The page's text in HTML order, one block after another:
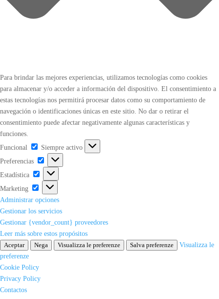
Para brindar las mejores experiencias, utilizamos tecnologías como cookies
para almacenar y/o acceder a información del dispositivo. El consentimiento a
estas tecnologías nos permitirá procesar datos como su comportamiento de
navegación o identificaciones únicas en este sitio. No dar o retirar el
consentimiento puede afectar negativamente algunas características y
funciones.
Funcional
Funcional
Siempre activo
Preferencias
Preferencias
Estadística Estadística
Marketing
Marketing
Administrar opciones
Gestionar los servicios
Gestionar {vendor_count} proveedores
Leer más sobre estos propósitos
Aceptar
Nega Visualizza le preferenze Salva preferenze
Visualizza le
preferenze
Cookie Policy
Privacy Policy
Contactos